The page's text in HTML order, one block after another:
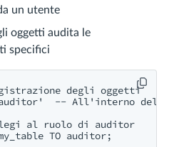
un utente
oggetti audita le
specifici
degli oggetti
-- All'interno del